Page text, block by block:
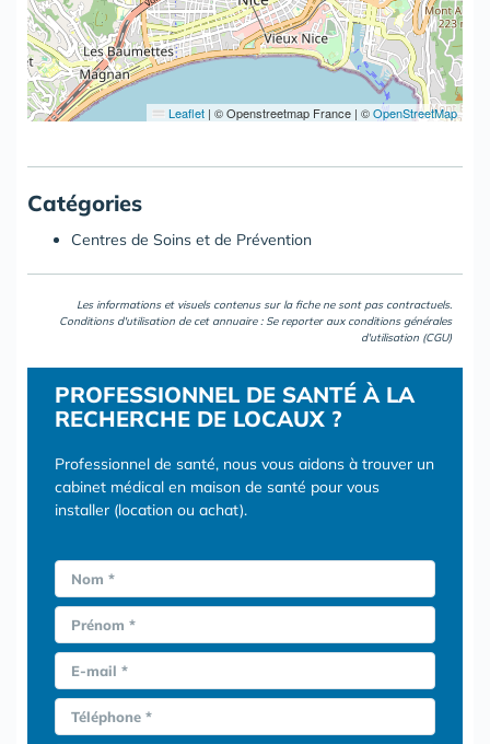
Leaflet | © Openstreetmap France | ©OpenStreetMap
Catégories
Centres de Soins et de Prévention
Les informations et visuels contenus sur la fiche ne sont pas contractuels.
Conditions d'utilisation de cet annuaire : Se reporter aux conditions générales
d'utilisation (CGU)
PROFESSIONNEL DE SANTÉ À LA
RECHERCHE DE LOCAUX ?
Professionnel de santé, nous vous aidons à trouver un
cabinet médical en maison de santé pour vous
installer (location ou achat).
Nom *
Prénom *
E-mail *
Téléphone *